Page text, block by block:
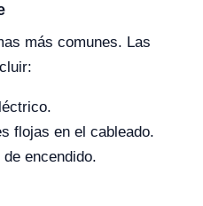
más comunes. Las
flojas en el cableado.
encendido.